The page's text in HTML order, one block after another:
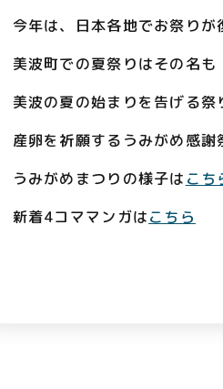
今年は、日本各地でお祭りが
美波町での夏祭りはその名も
美波の夏の始まりを告げる
産卵を祈願するうみがめ感謝
うみがめまつりの様子は こち
新着4コママンガはこちら